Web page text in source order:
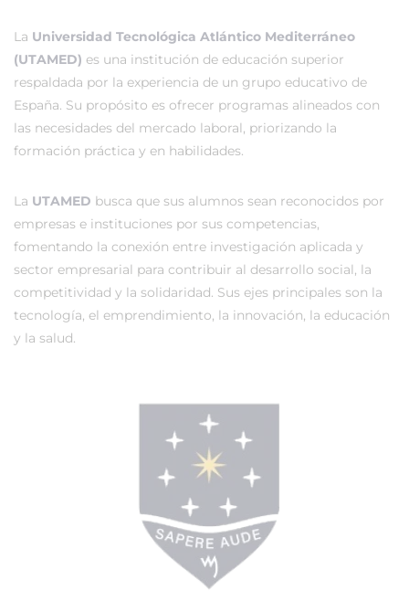
La Universidad Tecnológica Atlántico Mediterráneo
(UTAMED) es una institución de educación superior
respaldada por la experiencia de un grupo educativo de
España. Su propósito es ofrecer programas alineados con
las necesidades del mercado laboral, priorizando la
formación práctica y en habilidades.
La UTAMED busca que sus alumnos sean reconocidos por
empresas e instituciones por sus competencias,
fomentando la conexión entre investigación aplicada y
sector empresarial para contribuir al desarrollo social, la
competitividad y la solidaridad. Sus ejes principales son la
tecnología, el emprendimiento, la innovación, la educación
y la salud.